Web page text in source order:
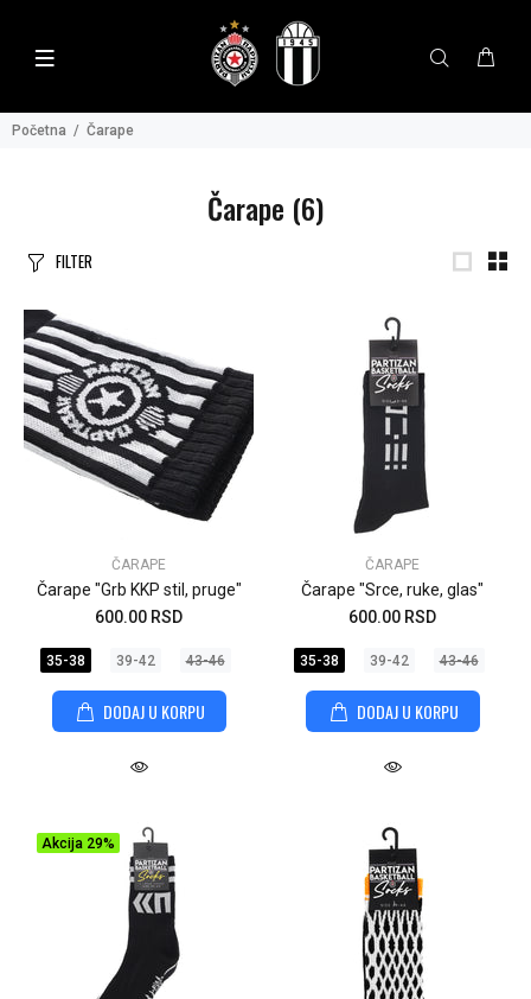
Početna Čarape
Čarape (6)
FILTER
ČARAPE
Čarape "Grb KKP stil, pruge"
600.00 RSD
35-38 39-42 43-46
DODAJ U KORPU
ČARAPE
Čarape "Srce, ruke, glas"
600.00 RSD
35-38 39-42 43-46
DODAJ U KORPU
Akcija 29%